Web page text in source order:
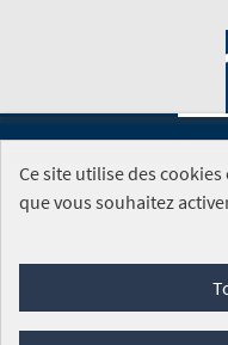
SITE DE
Foire
Conditions générales
Mentions
Ce site utilise des
que vous souhaitez